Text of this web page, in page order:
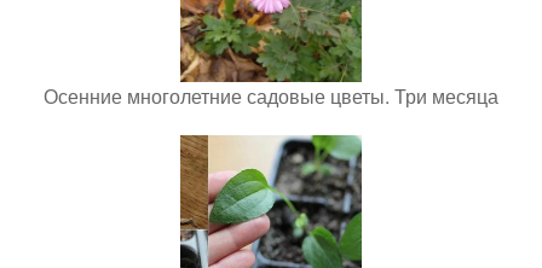
Осенние многолетние садовые цветы. Три месяца